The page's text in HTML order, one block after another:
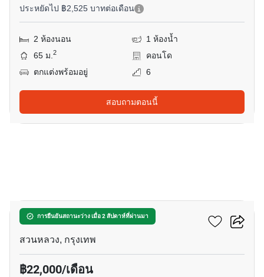
ประหยัดไป ฿2,525 บาทต่อเดือน
2 ห้องนอน
1 ห้องน้ำ
65 ม.2
คอนโด
ตกแต่งพร้อมอยู่
6
สอบถามตอนนี้
การยืนยันสถานะว่าง เมื่อ 2 สัปดาห์ที่ผ่านมา
เดอะ ไพรเวซี่ พระราม 9
สวนหลวง, กรุงเทพ
฿22,000/เดือน